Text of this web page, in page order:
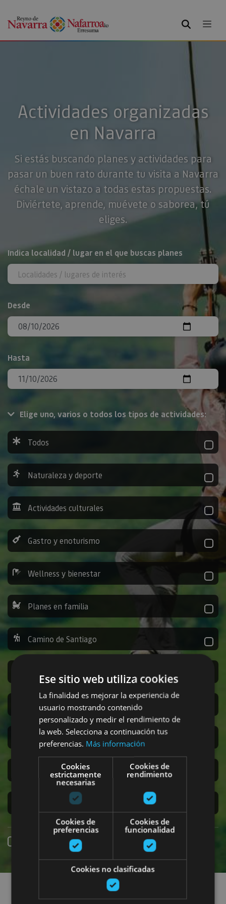
BUSCAR
Actividades organizadas
en Navarra
Si estás buscando planes y actividades para
pasar un buen rato durante tu visita a Navarra
échale un vistazo a todas estas propuestas.
Diviértete, aprende, muévete o saborea, tú
eliges.
BUSCAR
Indica localidad / lugar en el que buscas planes
Desde
Hasta
Elige uno, varios o todos los tipos de actividades:
Todos
Naturaleza y deporte
Actividades culturales
Gastro y enoturismo
Wellness y bienestar
Planes en familia
Camino de Santiago
San Fermín
Accesibilidad
Turismo regenerativo
Experiencias exclusivas
Reserva online
Encuentra planes
Ese sitio web utiliza cookies
La finalidad es mejorar la experiencia de
usuario mostrando contenido
personalizado y medir el rendimiento de
la web. Selecciona a continuación tus
preferencias. Más información
Cookies
estrictamente
necesarias
Cookies de
rendimiento
Cookies de
preferencias
Cookies de
funcionalidad
Cookies no clasificadas